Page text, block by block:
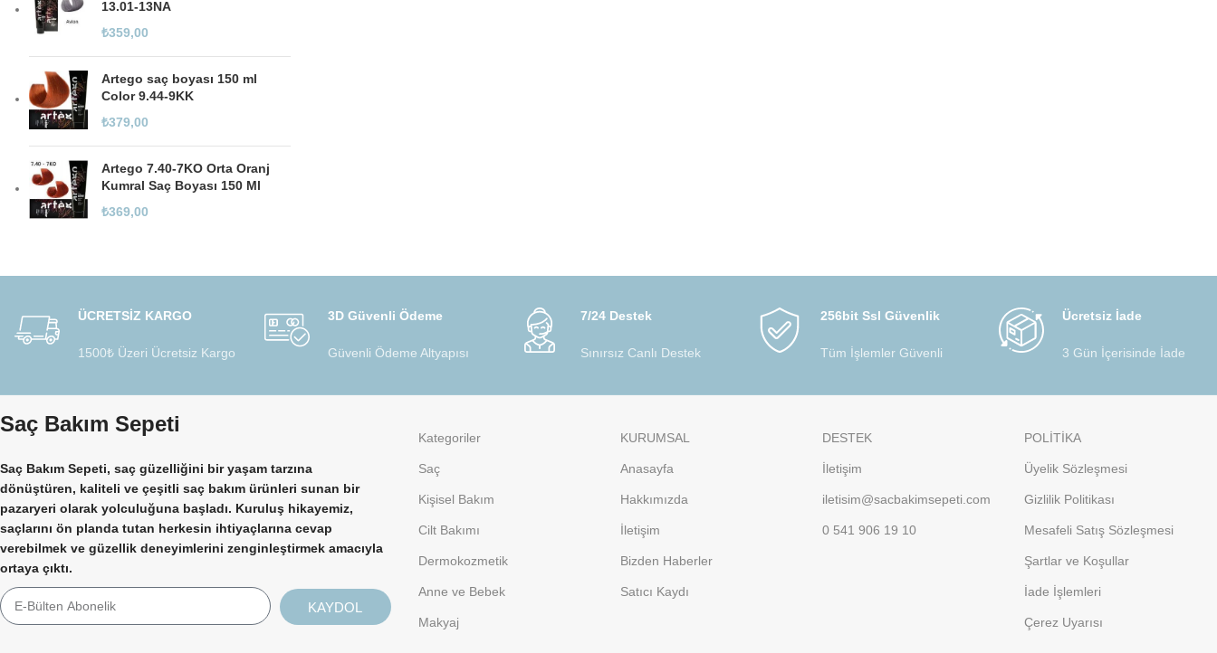
13.01-13NA
₺359,00
Artego saç boyası 150 ml
Color 9.44-9KK
₺379,00
Artego 7.40-7KO Orta Oranj
Kumral Saç Boyası 150 Ml
₺369,00
ÜCRETSİZ KARGO
1500₺ Üzeri Ücretsiz Kargo
3D Güvenli Ödeme
Güvenli Ödeme Altyapısı
7/24 Destek
Sınırsız Canlı Destek
256bit Ssl Güvenlik
Tüm İşlemler Güvenli
Ücretsiz İade
3 Gün İçerisinde İade
Saç Bakım Sepeti
Saç Bakım Sepeti, saç güzelliğini bir yaşam tarzına
dönüştüren, kaliteli ve çeşitli saç bakım ürünleri sunan bir
pazaryeri olarak yolculuğuna başladı. Kuruluş hikayemiz,
saçlarını ön planda tutan herkesin ihtiyaçlarına cevap
verebilmek ve güzellik deneyimlerini zenginleştirmek amacıyla
ortaya çıktı.
KAYDOL
Kategoriler
Saç
Kişisel Bakım
Cilt Bakımı
Dermokozmetik
Anne ve Bebek
Makyaj
KURUMSAL
Anasayfa
Hakkımızda
İletişim
Bizden Haberler
Satıcı Kaydı
DESTEK
İletişim
iletisim@sacbakimsepeti.com
0 541 906 19 10
POLİTİKA
Üyelik Sözleşmesi
Gizlilik Politikası
Mesafeli Satış Sözleşmesi
Şartlar ve Koşullar
İade İşlemleri
Çerez Uyarısı